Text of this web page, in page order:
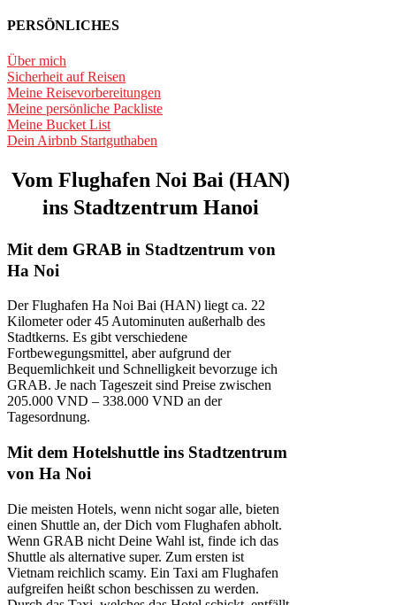
PERSÖNLICHES
Über mich
Sicherheit auf Reisen
Meine Reisevorbereitungen
Meine persönliche Packliste
Meine Bucket List
Dein Airbnb Startguthaben
Vom Flughafen Noi Bai (HAN)
ins Stadtzentrum Hanoi
Mit dem GRAB in Stadtzentrum von
Ha Noi
Der Flughafen Ha Noi Bai (HAN) liegt ca. 22
Kilometer oder 45 Autominuten außerhalb des
Stadtkerns. Es gibt verschiedene
Fortbewegungsmittel, aber aufgrund der
Bequemlichkeit und Schnelligkeit bevorzuge ich
GRAB. Je nach Tageszeit sind Preise zwischen
205.000 VND – 338.000 VND an der
Tagesordnung.
Mit dem Hotelshuttle ins Stadtzentrum
von Ha Noi
Die meisten Hotels, wenn nicht sogar alle, bieten
einen Shuttle an, der Dich vom Flughafen abholt.
Wenn GRAB nicht Deine Wahl ist, finde ich das
Shuttle als alternative super. Zum ersten ist
Vietnam reichlich scamy. Ein Taxi am Flughafen
aufgreifen heißt schon beschissen zu werden.